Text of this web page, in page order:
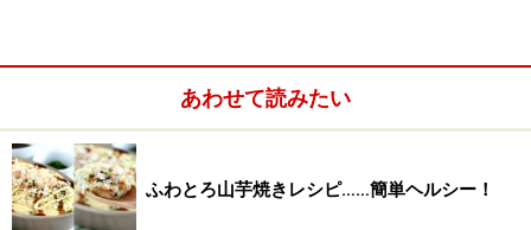
梅干 1～2個
ご飯 2～3膳分
あわせて読みたい
ふわとろ山芋焼きレシピ……簡単ヘルシー！